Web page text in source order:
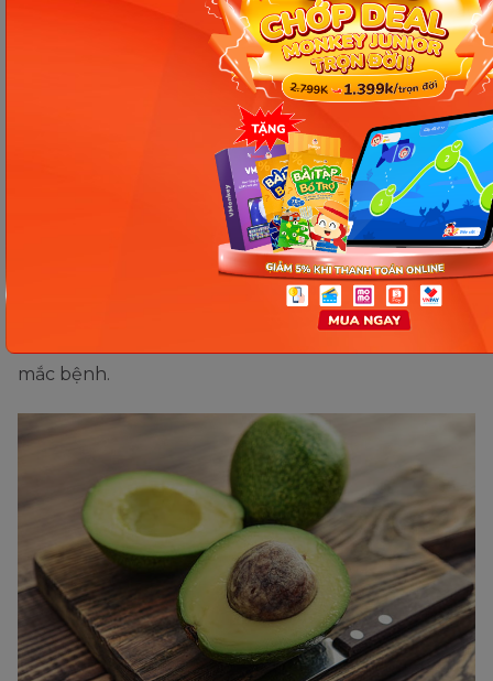
Chống oxy hóa và chống viêm
có gì mà giúp nó có khả năng
chống oxy hóa và chống viêm mạnh mẽ? 100g quả
bơ đáp ứng 15% nhu cầu hàng ngày của cơ thể về
B6 - một chất dinh dưỡng giúp giảm viêm, bảo vệ
các tế bào chống lại tác hại của quá trình oxy hóa.
Mặc dù rất hiếm gặp tình trạng thiếu hụt B6
nghiêm trọng, nhưng thiếu hụt B6 ở mức nhẹ lại vô
cùng phổ biến. Điều này có tác động tiêu cực đến
mắc bệnh.